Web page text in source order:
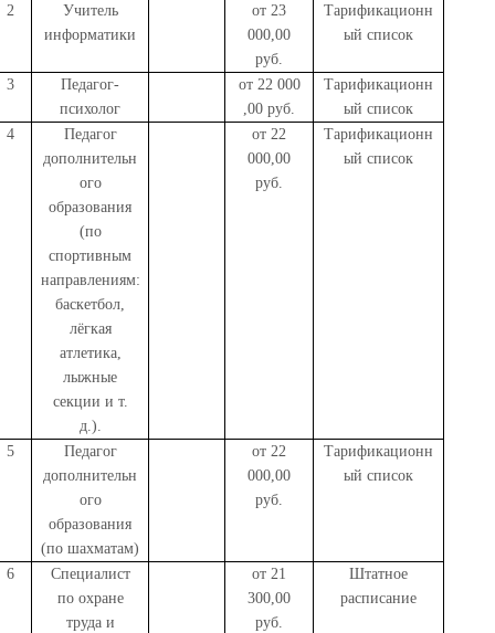
2
Учитель
информатики
от 23
000,00
руб.
Тарификационн
ый список
3
Педагог-
психолог
от 22 000
,00 руб.
Тарификационн
ый список
4
Педагог
дополнительн
ого
образования
(по
спортивным
направлениям:
баскетбол,
лёгкая
атлетика,
лыжные
секции и т.
д.).
от 22
000,00
руб.
Тарификационн
ый список
5
Педагог
дополнительн
ого
образования
(по шахматам)
от 22
000,00
руб.
Тарификационн
ый список
6
Специалист
по охране
труда и
от 21
300,00
руб.
Штатное
расписание